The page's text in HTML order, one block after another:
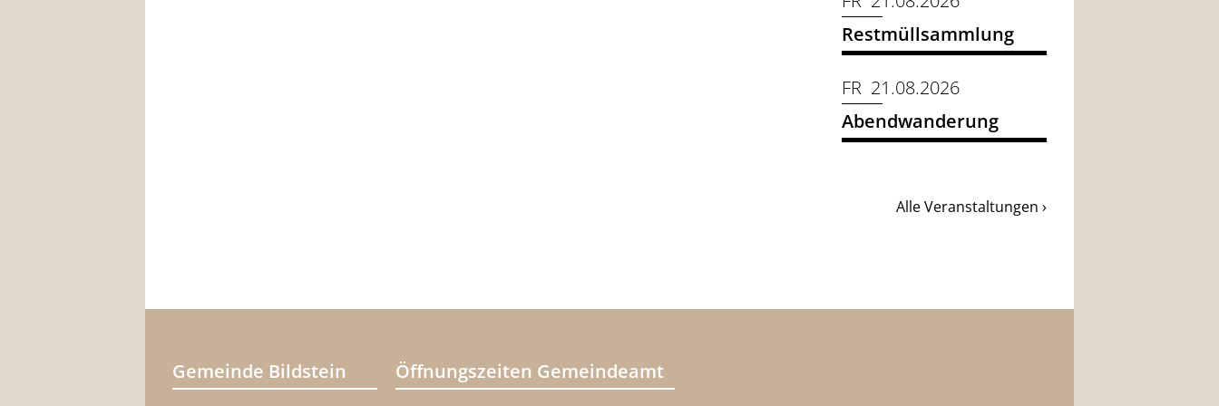
Restmüllsammlung
FR 21.08.2026
Abendwanderung
Alle Veranstaltungen ›
Gemeinde Bildstein Öffnungszeiten Gemeindeamt